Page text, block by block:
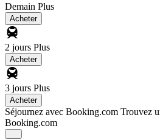
Demain Plus
Acheter
2 jours Plus
Acheter
3 jours Plus
Acheter
Séjournez avec Booking.com Trouvez
Booking.com